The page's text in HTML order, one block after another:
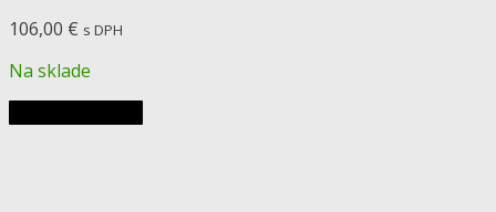
106,00 € s DPH
Na sklade